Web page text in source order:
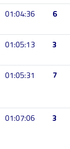
01:04:36 6
01:05:13 3
01:05:31 7
01:07:06 3